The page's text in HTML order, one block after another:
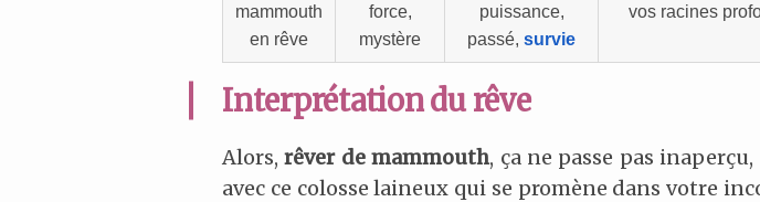
mammouth
en rêve
force,
mystère
puissance,
passé, survie
vos racines
Interprétation du rêve
Alors,rêver de mammouth, ça ne passe pas
avec ce colosse laineux qui se promène dans votre